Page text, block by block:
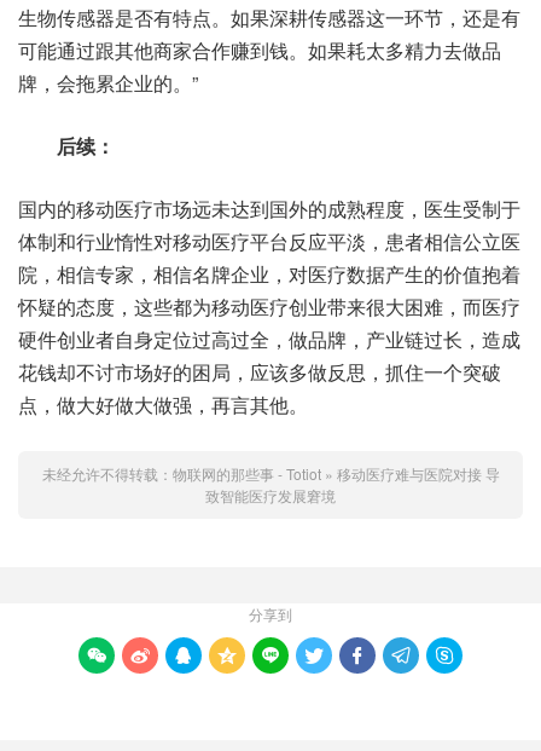
生物传感器是否有特点。如果深耕传感器这一环节，还是有
可能通过跟其他商家合作赚到钱。如果耗太多精力去做品
牌，会拖累企业的。”
后续：
国内的移动医疗市场远未达到国外的成熟程度，医生受制于
体制和行业惰性对移动医疗平台反应平淡，患者相信公立医
院，相信专家，相信名牌企业，对医疗数据产生的价值抱着
怀疑的态度，这些都为移动医疗创业带来很大困难，而医疗
硬件创业者自身定位过高过全，做品牌，产业链过长，造成
花钱却不讨市场好的困局，应该多做反思，抓住一个突破
点，做大好做大做强，再言其他。
未经允许不得转载： 物联网的那些事 - Totiot» 移动医疗难与医院对接 导
致智能医疗发展窘境
分享到
        